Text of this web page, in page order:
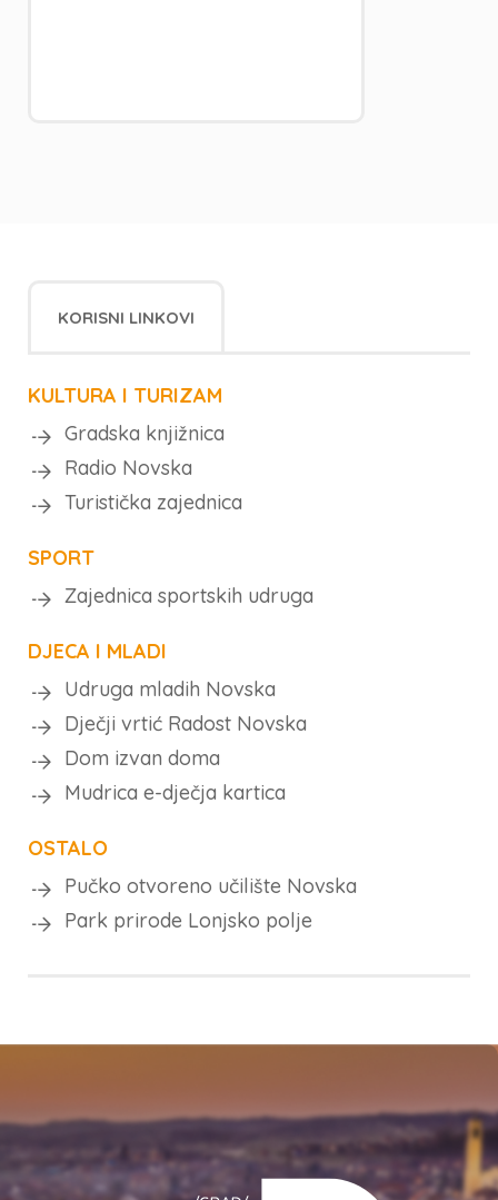
KORISNI LINKOVI
KULTURA I TURIZAM
Gradska knjižnica
Radio Novska
Turistička zajednica
SPORT
Zajednica sportskih udruga
DJECA I MLADI
Udruga mladih Novska
Dječji vrtić Radost Novska
Dom izvan doma
Mudrica e-dječja kartica
OSTALO
Pučko otvoreno učilište Novska
Park prirode Lonjsko polje